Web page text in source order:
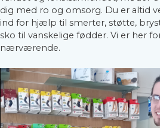
dig med ro og omsorg. Du er altid
ind for hjælp til smerter, støtte,
sko til vanskelige fødder. Vi er her
nærværende.